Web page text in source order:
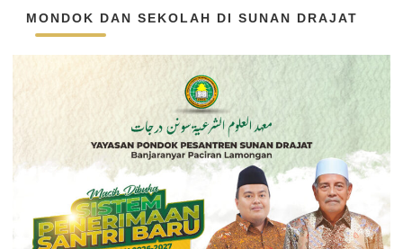
MONDOK DAN SEKOLAH DI SUNAN DRAJAT